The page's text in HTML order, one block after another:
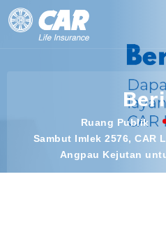
Ruang Publik
Sambut Imlek 2576, CAR
Angpau Kejutan